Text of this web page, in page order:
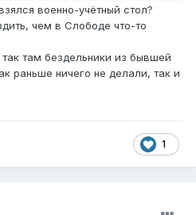
военно-учётный стол?
чем в Слободе что-то
там бездельники из бывшей
раньше ничего не делали, так и
1